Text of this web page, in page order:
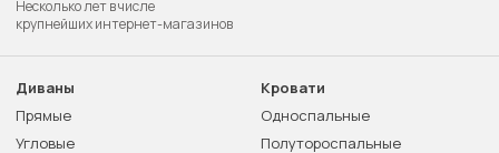
Несколько лет в числе
крупнейших интернет-магазинов
Диваны
Прямые
Угловые
Кровати
Односпальные
Полутороспальные